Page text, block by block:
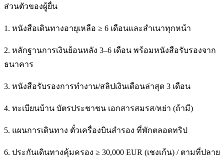
ส่วนตัวของผู้ยื่น
1. หนังสือเดินทางอายุเหลือ ≥ 6 เดือนและสำเนาทุกหน้า
2. หลักฐานการเงินย้อนหลัง 3–6 เดือน พร้อมหนังสือรับรองจาก
ธนาคาร
3. หนังสือรับรองการทำงาน/สลิปเงินเดือนล่าสุด 3 เดือน
4. ทะเบียนบ้าน บัตรประชาชน เอกสารสมรส/หย่า (ถ้ามี)
5. แผนการเดินทาง ตั๋วเครื่องบินสำรอง ที่พักตลอดทริป
6. ประกันเดินทางคุ้มครอง ≥ 30,000 EUR (เชงเก้น) / ตามที่ปลาย